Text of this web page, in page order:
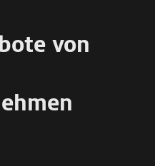
von